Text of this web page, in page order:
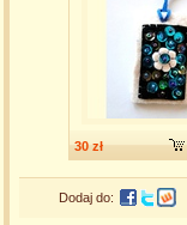
30 zł
Dodaj do: